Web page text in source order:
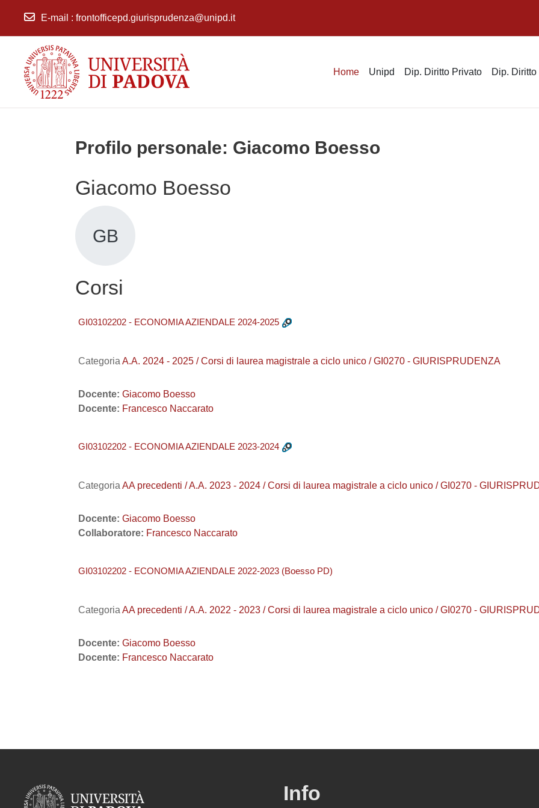
E-mail : frontofficepd.giurisprudenza@unipd.it
Home Unipd Dip. Diritto Privato Dip.
Profilo personale: Giacomo Boesso
Giacomo Boesso
GB
Corsi
GI03102202 - ECONOMIA AZIENDALE 2024-2025
Categoria A.A. 2024 - 2025 / Corsi di laurea magistrale a ciclo unico / GI0270 - GIURISPRUDENZA
Docente: Giacomo Boesso
Docente: Francesco Naccarato
GI03102202 - ECONOMIA AZIENDALE 2023-2024
Categoria AA precedenti / A.A. 2023 - 2024 / Corsi di laurea magistrale a ciclo unico / GI0270 -
Docente: Giacomo Boesso
Collaboratore: Francesco Naccarato
GI03102202 - ECONOMIA AZIENDALE 2022-2023 (Boesso PD)
Categoria AA precedenti / A.A. 2022 - 2023 / Corsi di laurea magistrale a ciclo unico / GI0270 -
Docente: Giacomo Boesso
Docente: Francesco Naccarato
Info